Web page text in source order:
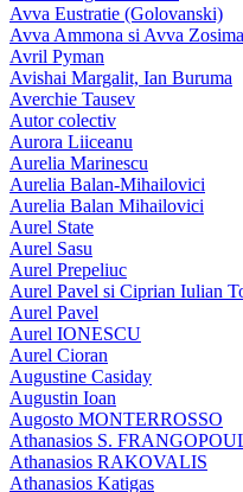
Avva Eustratie (Golovanski)
Avva Ammona si Avva Zosima
Avril Pyman
Avishai Margalit, Ian Buruma
Averchie Tausev
Autor colectiv
Aurora Liiceanu
Aurelia Marinescu
Aurelia Balan-Mihailovici
Aurelia Balan Mihailovici
Aurel State
Aurel Sasu
Aurel Prepeliuc
Aurel Pavel si Ciprian Iulian
Aurel Pavel
Aurel IONESCU
Aurel Cioran
Augustine Casiday
Augustin Ioan
Augosto MONTERROSSO
Athanasios S.
Athanasios RAKOVALIS
Athanasios Katigas